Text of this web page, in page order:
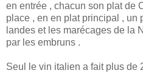
en entrée , chacun son plat de
place , en en plat principal , un
landes et les marécages de la
par les embruns .
Seul le vin italien a fait plus de